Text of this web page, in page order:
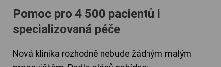
Pomoc pro 4 500 pacientů i
specializovaná péče
Nová klinika rozhodně nebude žádným malým